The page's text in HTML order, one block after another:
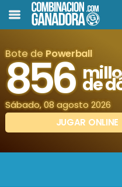
Bote de Powerball
856 de
Sábado, 08 agosto 2026
JUGAR ONLINE